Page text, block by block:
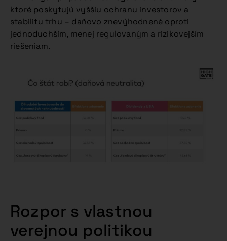
ktoré poskytujú vyššiu ochranu investorov a
stabilitu trhu – daňovo znevýhodnené oproti
jednoduchším, menej regulovaným a rizikovejším
riešeniam.
Rozpor s vlastnou
verejnou politikou